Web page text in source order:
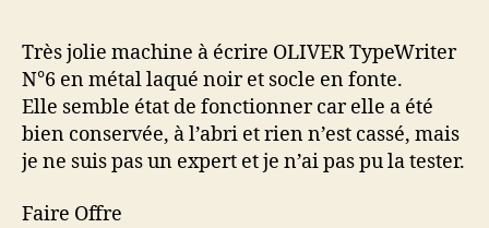
Très jolie machine à écrire OLIVER TypeWriter
N°6 en métal laqué noir et socle en fonte.
Elle semble état de fonctionner car elle a été
bien conservée, à l’abri et rien n’est cassé, mais
je ne suis pas un expert et je n’ai pas pu la tester.
Faire Offre